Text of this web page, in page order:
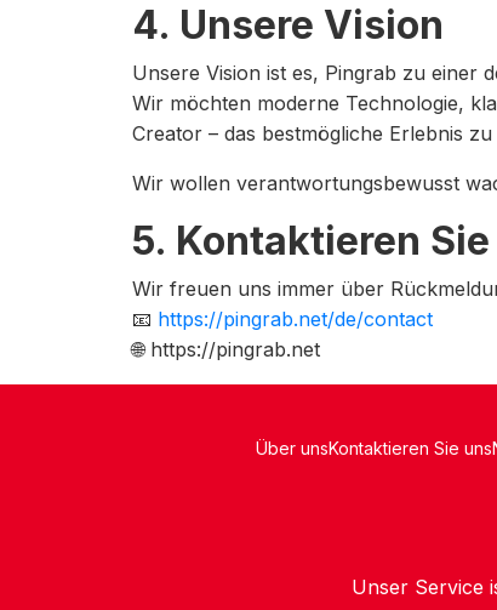
4. Unsere Vision
Unsere Vision ist es, Pingrab zu einer
Wir möchten moderne Technologie,
Creator – das bestmögliche Erlebnis zu
Wir wollen verantwortungsbewusst
5. Kontaktieren
Wir freuen uns immer über
📧 https://pingrab.net/de/contact
🌐 https://pingrab.net
Über unsKontaktieren Sie uns
Unser Service